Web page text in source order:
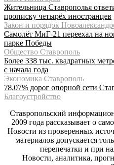
Жительница Ставрополья
прописку четырёх иностранцев
Закон и порядок
Самолёт МиГ-21 переехал на
парке Победы
Общество Ставрополь
Более 338 тыс. квадратных
с начала года
Экономика Ставрополь
78,07% дорог опорной сети
Благоустройство
Ставропольский
2009 года рассказывает о
Новости из проверенных
материалов допускается
перепечатки и при
Новости, аналитика,